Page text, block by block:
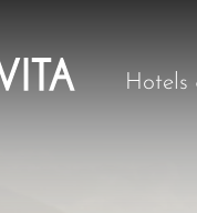
Hotels